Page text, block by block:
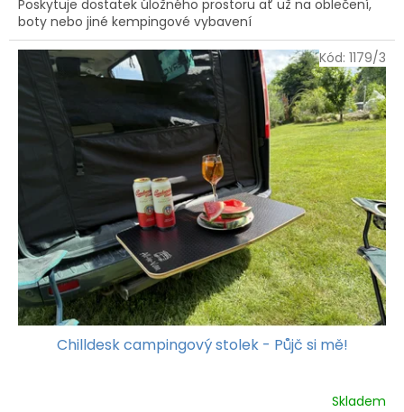
Poskytuje dostatek úložného prostoru ať už na oblečení,
boty nebo jiné kempingové vybavení
Chilldesk campingový stolek - Půjč si mě!
Skladem
Kód: 1179/3